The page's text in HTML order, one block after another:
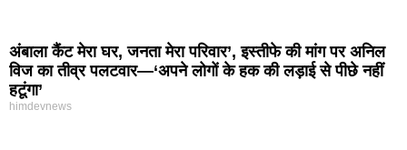
अंबाला कैंट मेरा घर, जनता मेरा परिवार’, इस्तीफे की मांग पर अनिल
विज का तीव्र पलटवार—‘अपने लोगों के हक की लड़ाई से पीछे नहीं
हटूंगा’
himdevnews